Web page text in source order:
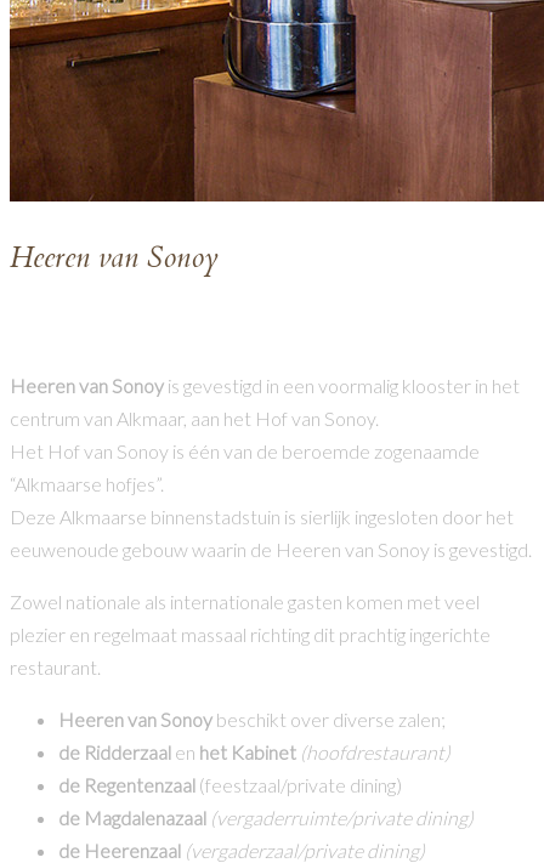
Heeren van Sonoy
Heeren van Sonoy is gevestigd in een voormalig klooster in het
centrum van Alkmaar, aan het Hof van Sonoy.
Het Hof van Sonoy is één van de beroemde zogenaamde
“Alkmaarse hofjes”.
Deze Alkmaarse binnenstadstuin is sierlijk ingesloten door het
eeuwenoude gebouw waarin de Heeren van Sonoy is gevestigd.
Zowel nationale als internationale gasten komen met veel
plezier en regelmaat massaal richting dit prachtig ingerichte
restaurant.
Heeren van Sonoy beschikt over diverse zalen;
de Ridderzaal en het Kabinet (hoofdrestaurant)
de Regentenzaal (feestzaal/private dining)
de Magdalenazaal (vergaderruimte/private dining)
de Heerenzaal (vergaderzaal/private dining)